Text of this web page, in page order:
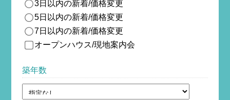
3日以内の新着/価格変更
5日以内の新着/価格変更
7日以内の新着/価格変更
オープンハウス/現地案内会
築年数